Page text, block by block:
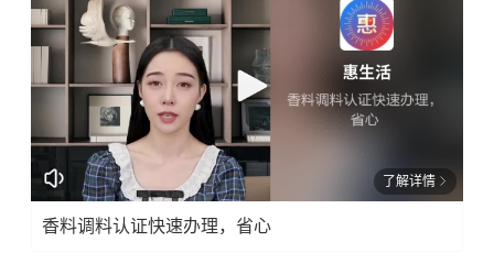
了解详情
香料调料认证快速办理，省心